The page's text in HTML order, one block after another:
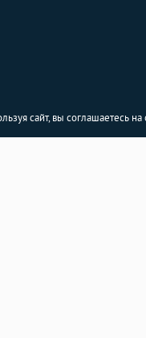
сайт, вы соглашаетесь